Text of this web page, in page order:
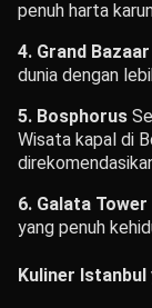
penuh harta
4. Grand Bazaar
dunia dengan
5. Bosphorus
Wisata kapal di
6. Galata
yang penuh
Kuliner